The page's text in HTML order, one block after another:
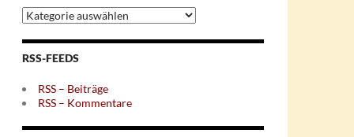
Archiv
nach
Themen
RSS-FEEDS
RSS – Beiträge
RSS – Kommentare